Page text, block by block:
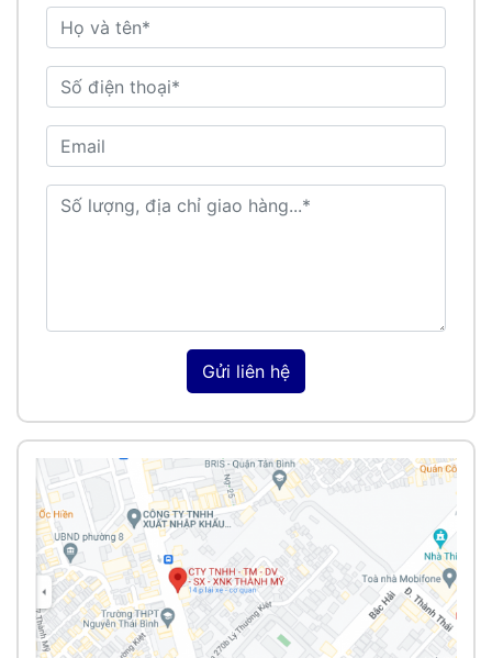
Gửi liên hệ